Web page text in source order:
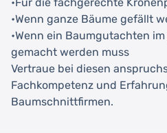
•Wenn ganze Bäume gefällt
•Wenn ein Baumgutachten
gemacht werden muss
Vertraue bei diesen
Fachkompetenz und
Baumschnittfirmen.